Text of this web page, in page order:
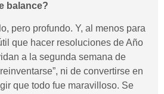
balance?
pero profundo. Y, al menos para
que hacer resoluciones de Año
a la segunda semana de
ni de convertirse en
que todo fue maravilloso. Se